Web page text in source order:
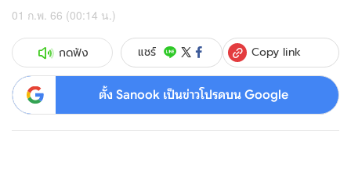
01 ก.พ. 66 (00:14 น.)
กดฟัง แชร์ Copy link
ตั้ง Sanook เป็นข่าวโปรดบน Google